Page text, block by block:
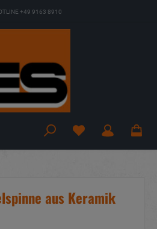
+49 9163 8910
aus Keramik